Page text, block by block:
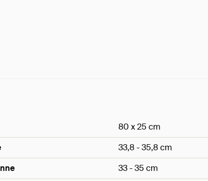
80 x 25 cm
33,8 - 35,8 cm
33 - 35 cm